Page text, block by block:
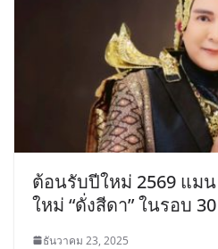
ต้อนรับปีใหม่ 2569 แม
ใหม่ “ดั่งสีดา” ในรอบ
ธันวาคม 23, 2025